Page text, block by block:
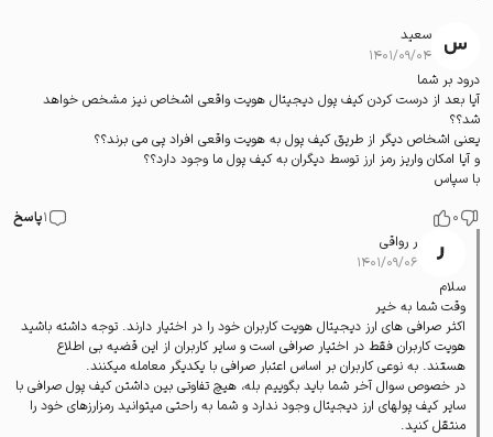
سعید
۱۴۰۱/۰۹/۰۴
درود بر شما
آیا بعد از درست کردن کیف پول دیجیتال هویت واقعی اشخاص نیز مشخص خواهد
شد؟؟
یعنی اشخاص دیگر از طریق کیف پول به هویت واقعی افراد پی می برند؟؟
و آیا امکان واریز رمز ارز توسط دیگران به کیف پول ما وجود دارد؟؟
با سپاس
0
1پاسخ
ر رواقی
۱۴۰۱/۰۹/۰۶
سلام
وقت شما به خیر
اکثر صرافی های ارز دیجیتال هویت کاربران خود را در اختیار دارند. توجه داشته باشید
هویت کاربران فقط در اختیار صرافی است و سایر کاربران از این قضیه بی اطلاع
هستند. به نوعی کاربران بر اساس اعتبار صرافی با یکدیگر معامله میکنند.
در خصوص سوال آخر شما باید بگوییم بله، هیچ تفاوتی بین داشتن کیف پول صرافی با
سایر کیف پولهای ارز دیجیتال وجود ندارد و شما به راحتی میتوانید رمزارزهای خود را
منتقل کنید.